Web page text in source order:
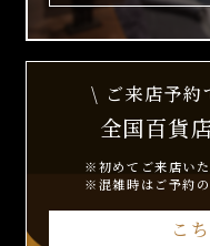
\ ご来店予約
全国百貨
※初めてご来店い
※混雑時はご予約
こ